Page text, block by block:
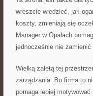
wreszcie wiedzieć, jak
koszty, zmieniają się
Manager w Opałach
jednocześnie nie
Wielką zaletą tej
zarządzania. Bo firma to
pomaga lepiej motywować